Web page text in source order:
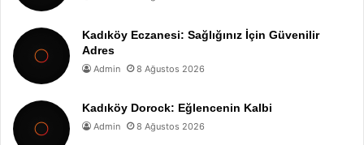
Kadıköy Eczanesi: Sağlığınız İçin Güvenilir
Adres
Admin 8 Ağustos 2026
Kadıköy Dorock: Eğlencenin Kalbi
Admin 8 Ağustos 2026